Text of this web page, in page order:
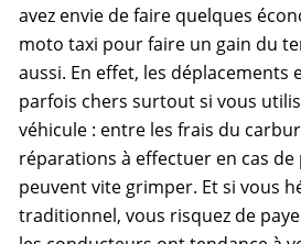
avez envie de faire quelques
moto taxi pour faire un gain du
aussi. En effet, les
parfois chers surtout si vous
véhicule : entre les frais du
réparations à effectuer en cas de
peuvent vite grimper. Et si vous
traditionnel, vous risquez de